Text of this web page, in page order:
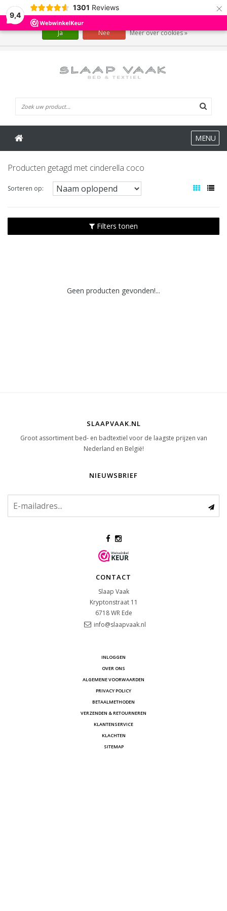
9,4
1301 Reviews ×
MENU
Producten getagd met cinderella coco
Sorteren op:
Filters tonen
Geen producten gevonden!...
SLAAPVAAK.NL
Groot assortiment bed- en badtextiel voor de laagste prijzen van
Nederland en België!
NIEUWSBRIEF
CONTACT
Slaap Vaak
Kryptonstraat 11
6718 WR Ede
info@slaapvaak.nl
INLOGGEN
OVER ONS
ALGEMENE VOORWAARDEN
PRIVACY POLICY
BETAALMETHODEN
VERZENDEN & RETOURNEREN
KLANTENSERVICE
KLACHTEN
SITEMAP
Wij slaan cookies op om onze website te verbeteren. Is dat akkoord?
Ja Nee Meer over cookies »